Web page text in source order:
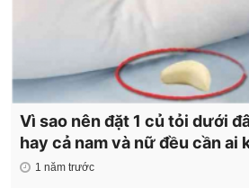
Vì sao nên đặt 1 củ tỏi dưới
hay cả nam và nữ đều cần ai
1 năm trước